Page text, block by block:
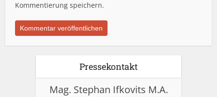
Kommentierung speichern.
Pressekontakt
Mag. Stephan Ifkovits M.A.